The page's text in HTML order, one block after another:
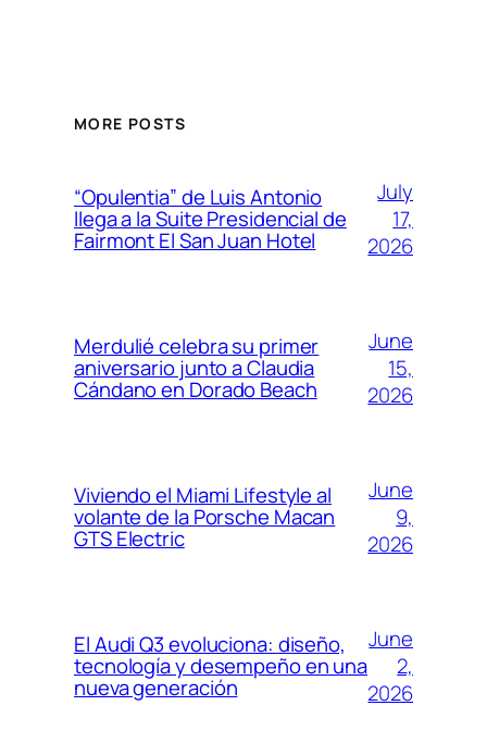
MORE POSTS
“Opulentia” de Luis Antonio
llega a la Suite Presidencial de
Fairmont El San Juan Hotel
July
17,
2026
Merdulié celebra su primer
aniversario junto a Claudia
Cándano en Dorado Beach
June
15,
2026
Viviendo el Miami Lifestyle al
volante de la Porsche Macan
GTS Electric
June
9,
2026
El Audi Q3 evoluciona: diseño,
tecnología y desempeño en una
nueva generación
June
2,
2026